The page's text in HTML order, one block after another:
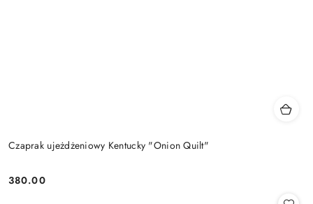
Czaprak ujeżdżeniowy Kentucky "Onion Quilt"
Cena:
380.00